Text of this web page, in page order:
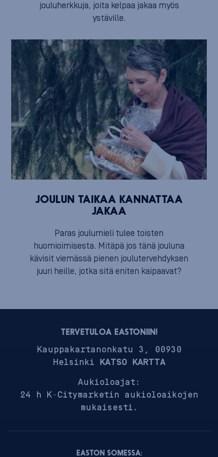
jouluherkkuja, joita kelpaa jakaa myös
ystäville.
JOULUN TAIKAA KANNATTAA
JAKAA
Paras joulumieli tulee toisten
huomioimisesta. Mitäpä jos tänä jouluna
kävisit viemässä pienen joulutervehdyksen
juuri heille, jotka sitä eniten kaipaavat?
TERVETULOA EASTONIIN!
Kauppakartanonkatu 3, 00930
Helsinki KATSO KARTTA
Aukioloajat:
24 h K-Citymarketin aukioloaikojen
mukaisesti.
EASTON SOMESSA: